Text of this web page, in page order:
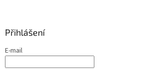
Přihlášení
E-mail